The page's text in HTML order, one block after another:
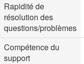
Rapidité de
résolution des
questions/problèmes
Compétence du
support